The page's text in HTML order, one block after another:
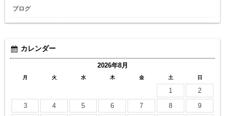
ブログ
カレンダー
2026年8月
月 火 水 木 金 土 日
1
2
3
4 5 6 7 8
9